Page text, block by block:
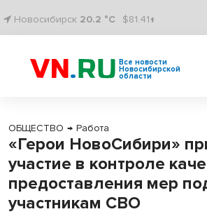
Новосибирск 20.2 °C $81.41↑
Все новости
Новосибирской
области
ОБЩЕСТВО → Работа
«Герои НовоСибири»
участие в контроле
предоставления мер
участникам СВО